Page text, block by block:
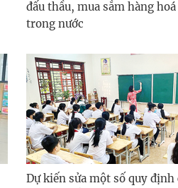
đấu thầu, mua sắm hàng
trong nước
Dự kiến sửa một số quy định